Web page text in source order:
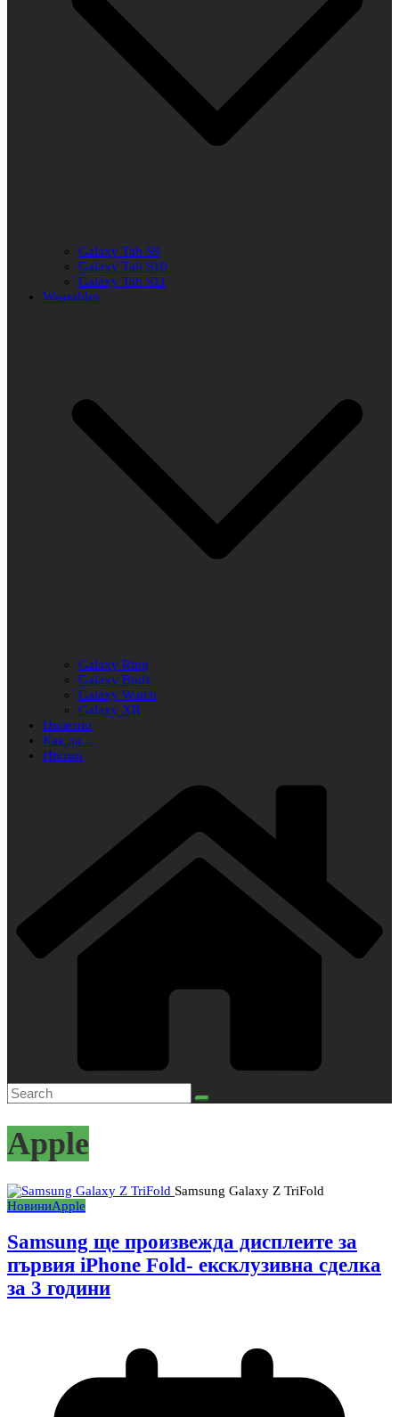
Galaxy Tab S9
Galaxy Tab S10
Galaxy Tab S11
Wearables
Galaxy Ring
Galaxy Buds
Galaxy Watch
Galaxy XR
Полезно
Как да…
Промо
Apple
Samsung Galaxy Z TriFold
НовиниApple
Samsung ще произвежда дисплеите за
първия iPhone Fold- ексклузивна сделка
за 3 години